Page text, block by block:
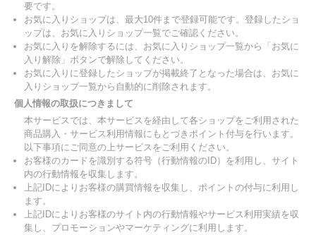
要です。
お気に入りショップは、最大10件まで登録可能です。登録したショ
ップは、お気に入りショップ一覧でご確認ください。
お気に入りを解除するには、お気に入りショップ一覧から「お気に
入り解除」ボタンで解除してください。
お気に入りに登録したショップが掲載終了となった場合は、お気に
入りショップ一覧から自動的に削除されます。
個人情報の取扱につきまして
本サービスでは、本サービスを経由して各ショップをご利用された
商品購入・サービス利用情報にもとづきポイント付与を行います。
以下事項にご同意の上サービスをご利用ください。
お客様のカードを識別する符号（行動情報のID）を利用し、サイト
内の行動情報を収集します。
上記IDによりお客様の購買情報を収集し、ポイントの付与に利用し
ます。
上記IDによりお客様のサイト内の行動情報やサービス利用実績を収
集し、プロモーションやマーケティングに利用します。